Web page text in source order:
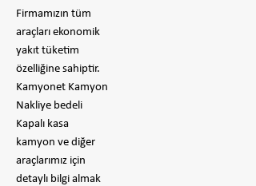
Firmamızın tüm
araçları ekonomik
yakıt tüketim
özelliğine sahiptir.
Kamyonet Kamyon
Nakliye bedeli
Kapalı kasa
kamyon ve diğer
araçlarımız için
detaylı bilgi almak